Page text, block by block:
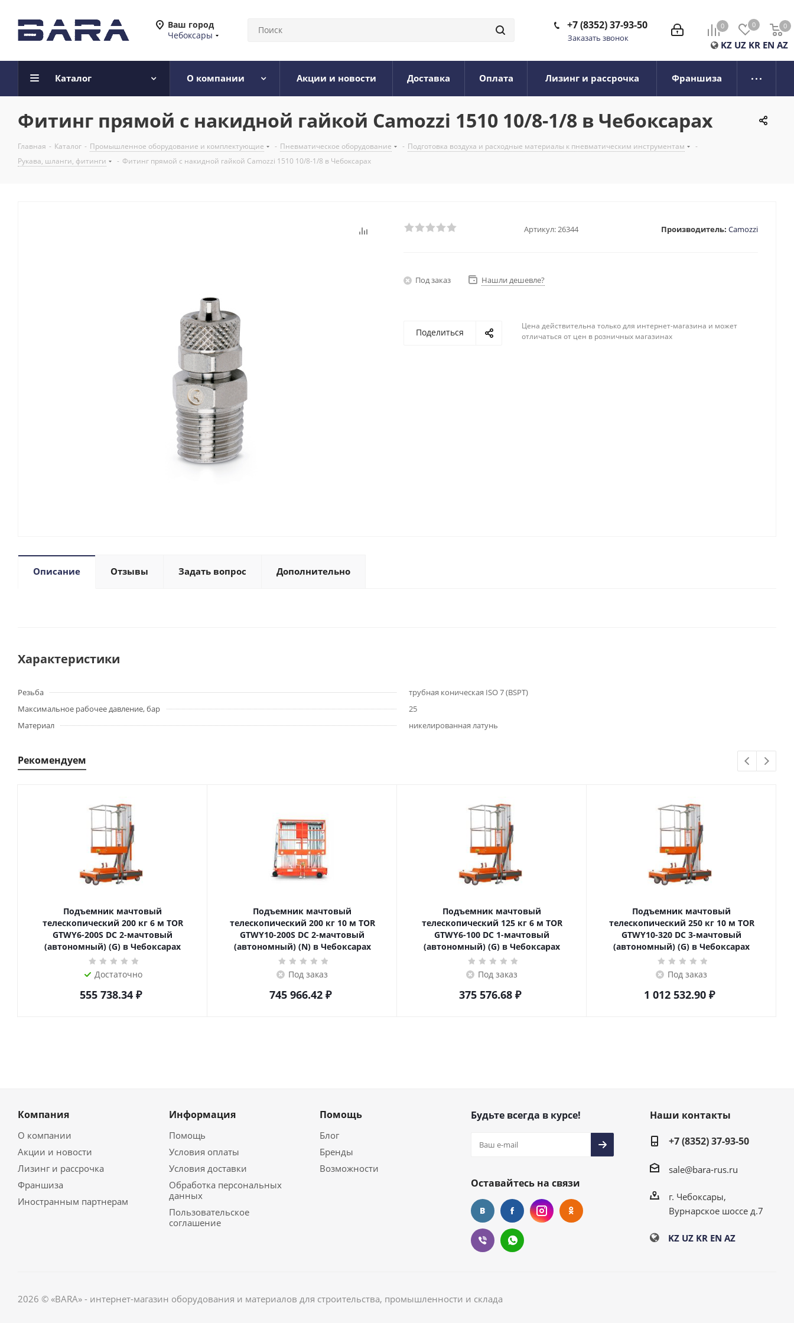
Ваш город
Чебоксары
0 0 0
0
KZ UZ KR EN AZ
+7 (8352) 37-93-50
Заказать звонок
Каталог О компании Акции и новости Доставка Оплата Лизинг и рассрочка Франшиза
Фитинг прямой с накидной гайкой Camozzi 1510 10/8-1/8 в Чебоксарах
Главная - Каталог - Промышленное оборудование и комплектующие - Пневматическое оборудование - Подготовка воздуха и расходные материалы к пневматическим инструментам
-
Рукава, шланги, фитинги
- Фитинг прямой с накидной гайкой Camozzi 1510 10/8-1/8 в Чебоксарах
Артикул: 26344 Производитель: Camozzi
Под заказ Нашли дешевле?
Поделиться
Цена действительна только для интернет-магазина и может
отличаться от цен в розничных магазинах
Описание Отзывы Задать вопрос Дополнительно
Характеристики
Резьба
трубная коническая ISO 7 (BSPT)
Максимальное рабочее давление, бар
25
Материал
никелированная латунь
Рекомендуем
Подъемник мачтовый
телескопический 200 кг 6 м TOR
GTWY6-200S DC 2-мачтовый
(автономный) (G) в Чебоксарах
Достаточно
555 738.34₽
Подъемник мачтовый
телескопический 200 кг 10 м TOR
GTWY10-200S DC 2-мачтовый
(автономный) (N) в Чебоксарах
Под заказ
745 966.42₽
Подъемник мачтовый
телескопический 125 кг 6 м TOR
GTWY6-100 DC 1-мачтовый
(автономный) (G) в Чебоксарах
Под заказ
375 576.68₽
Подъемник мачтовый
телескопический 250 кг 10 м TOR
GTWY10-320 DC 3-мачтовый
(автономный) (G) в Чебоксарах
Под заказ
1 012 532.90 ₽
Компания
О компании
Акции и новости
Лизинг и рассрочка
Франшиза
Иностранным партнерам
Информация
Помощь
Условия оплаты
Условия доставки
Обработка персональных
данных
Пользовательское
соглашение
Помощь
Блог
Бренды
Возможности
Будьте всегда в курсе!
Оставайтесь на связи
Наши контакты
+7 (8352) 37-93-50
sale@bara-rus.ru
г. Чебоксары,
Вурнарское шоссе д.7
KZ UZ KR EN AZ
2026 © «BARA» - интернет-магазин оборудования и материалов для строительства, промышленности и склада